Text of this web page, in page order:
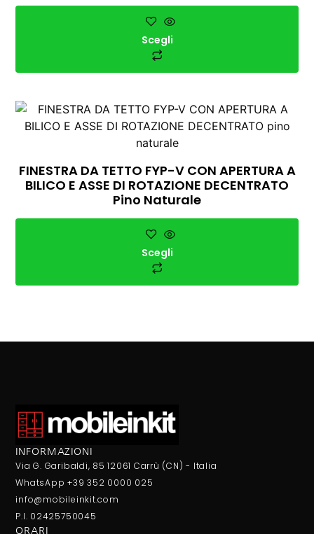
Scegli
FINESTRA DA TETTO FYP-V CON APERTURA A
BILICO E ASSE DI ROTAZIONE DECENTRATO
Pino Naturale
Scegli
INFORMAZIONI
Via G. Garibaldi, 85 12061 Carrù (CN) - Italia
WhatsApp +39 352 0000 025
info@mobileinkit.com
P.I. 02425750045
ORARI